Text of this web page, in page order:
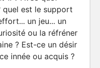
quel est le support
un jeu... un
ou la réfréner
? Est-ce un désir
innée ou acquis ?